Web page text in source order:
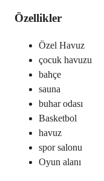
Özellikler
Özel Havuz
çocuk havuzu
bahçe
sauna
buhar odası
Basketbol
havuz
spor salonu
Oyun alanı